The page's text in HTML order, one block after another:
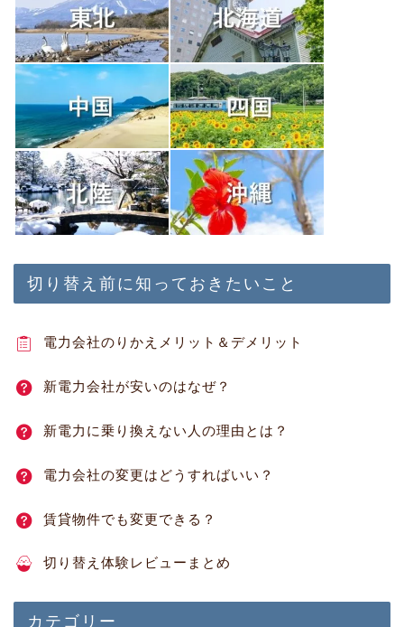
切り替え前に知っておきたいこと
電力会社のりかえメリット＆デメリット
新電力会社が安いのはなぜ？
新電力に乗り換えない人の理由とは？
電力会社の変更はどうすればいい？
賃貸物件でも変更できる？
切り替え体験レビューまとめ
カテゴリー